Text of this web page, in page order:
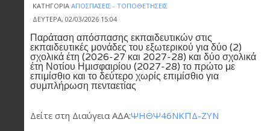
ΚΑΤΗΓΟΡΊΑ ΑΠΟΣΠΆΣΕΙΣ - ΤΟΠΟΘΕΤΉΣΕΙΣ
ΔΕΥΤΈΡΑ, 02/03/2026 15:04
Παράταση απόσπασης εκπαιδευτικών στις
εκπαιδευτικές μονάδες του εξωτερικού για δύο (2)
σχολικά έτη (2026-27 και 2027-28) και δύο σχολικά
έτη Νοτίου Ημισφαιρίου (2027-28) το πρώτο με
επιμίσθιο και το δεύτερο χωρίς επιμίσθιο για
συμπλήρωση πενταετίας
Δείτε στη Διαύγεια ΑΔΑ:ΨΗΘΨ46ΝΚΠΔ-ΖΥΝ